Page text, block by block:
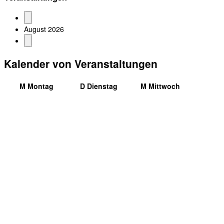
August 2026
Kalender von Veranstaltungen
M Montag D Dienstag M Mittwoch